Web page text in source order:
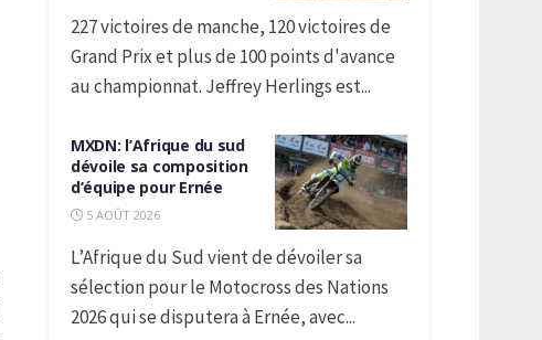
227 victoires de manche, 120 victoires de
Grand Prix et plus de 100 points d'avance
au championnat. Jeffrey Herlings est...
MXDN: l’Afrique du sud
dévoile sa composition
d’équipe pour Ernée
5 AOÛT 2026
L’Afrique du Sud vient de dévoiler sa
sélection pour le Motocross des Nations
2026 qui se disputera à Ernée, avec...